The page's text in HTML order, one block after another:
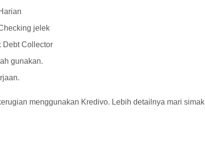
jelek
Debt Collector
gunakan.
menggunakan Kredivo. Lebih detailnya mari simak